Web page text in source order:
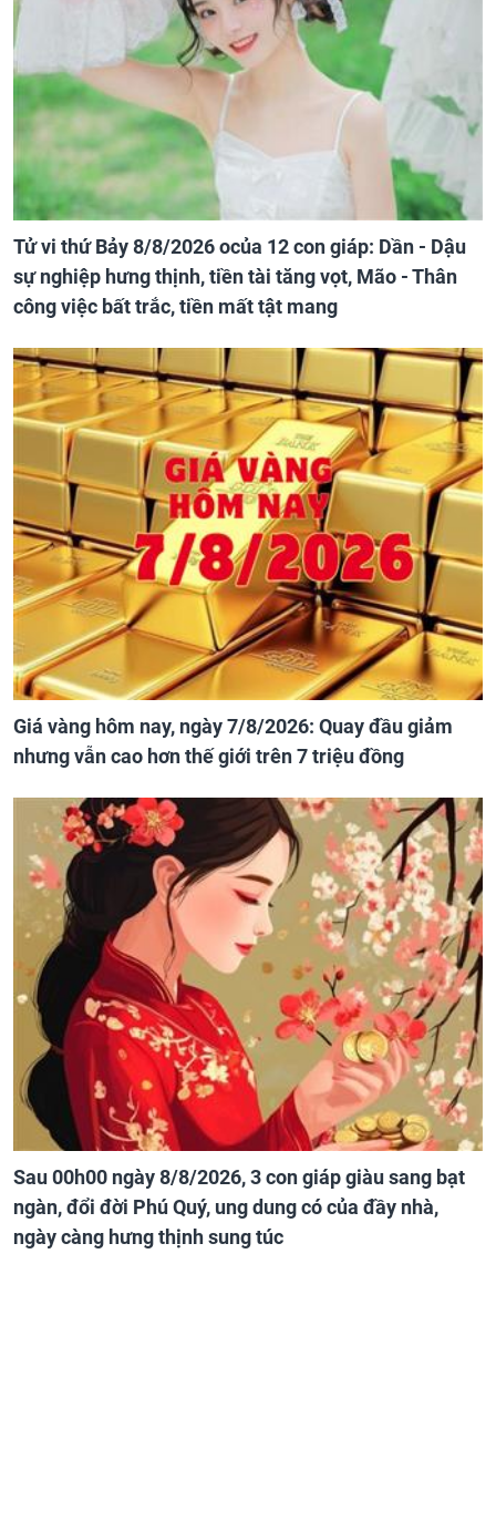
Tử vi thứ Bảy 8/8/2026 ocủa 12 con giáp: Dần - Dậu
sự nghiệp hưng thịnh, tiền tài tăng vọt, Mão - Thân
công việc bất trắc, tiền mất tật mang
Giá vàng hôm nay, ngày 7/8/2026: Quay đầu giảm
nhưng vẫn cao hơn thế giới trên 7 triệu đồng
Sau 00h00 ngày 8/8/2026, 3 con giáp giàu sang bạt
ngàn, đổi đời Phú Quý, ung dung có của đầy nhà,
ngày càng hưng thịnh sung túc